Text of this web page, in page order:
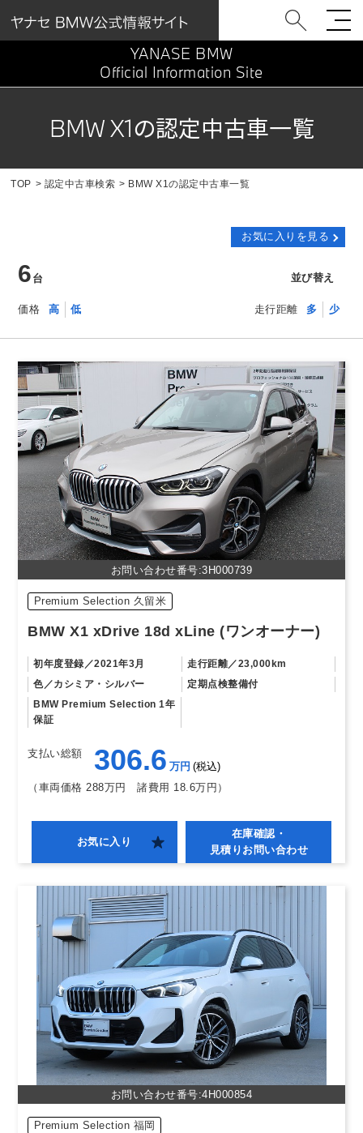
YANASE BMW
Official Information Site
BMW X1の認定中古車一覧
TOP 認定中古車検索 BMW X1の認定中古車一覧
お気に入りを見る
6 台 並び替え
価格 高 低 走行距離 多 少
お問い合わせ番号:3H000739
Premium Selection 久留米
BMW X1 xDrive 18d xLine (ワンオーナー)
初年度登録 2021年3月 走行距離
23,000km
色
カシミア・シルバー
定期点検整備付
BMW Premium Selection 1年
保証
支払い総額 306.6 万円
税込
（車両価格 288万円
諸費用 18.6万円）
お気に入り
在庫確認・
見積りお問い合わせ
お問い合わせ番号:4H000854
Premium Selection 福岡